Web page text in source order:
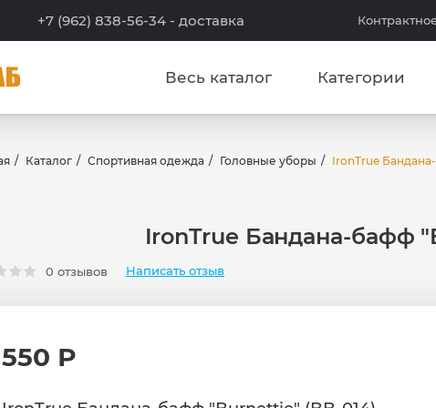
+7 (962) 838-56-34 - доставка
Весь каталог Категории
Каталог Спортивная одежда Головные уборы IronTrue
IronTrue Бандана-бафф
0 отзывов Написать отзыв
550 Р